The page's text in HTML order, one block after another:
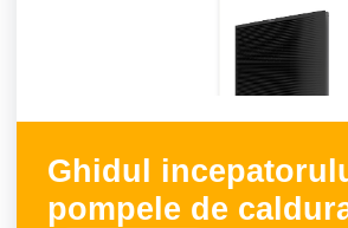
Ghidul
pompele de